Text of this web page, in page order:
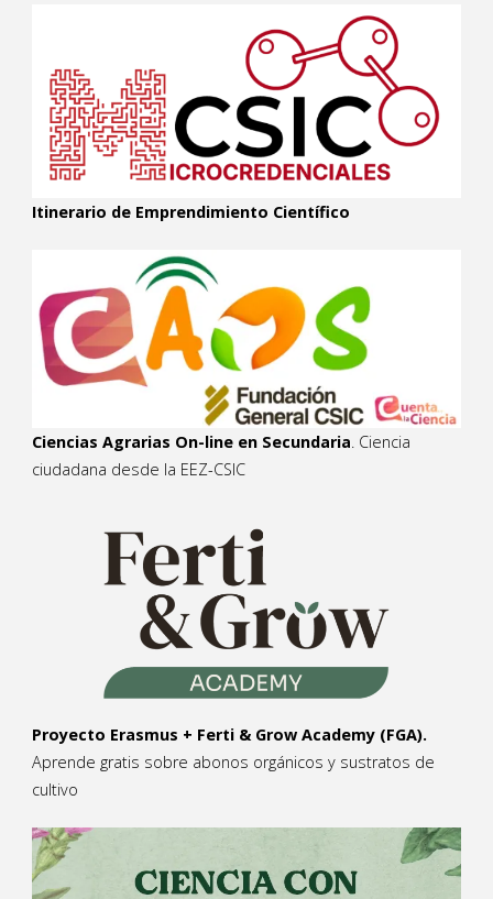
Itinerario de Emprendimiento Científico
Ciencias Agrarias On-line en Secundaria . Ciencia
ciudadana desde la EEZ-CSIC
Proyecto Erasmus + Ferti & Grow Academy (FGA).
Aprende gratis sobre abonos orgánicos y sustratos de
cultivo